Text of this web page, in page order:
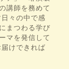
講師を務めて
々の中で感
まつわる学び
マを発信して
けできれば